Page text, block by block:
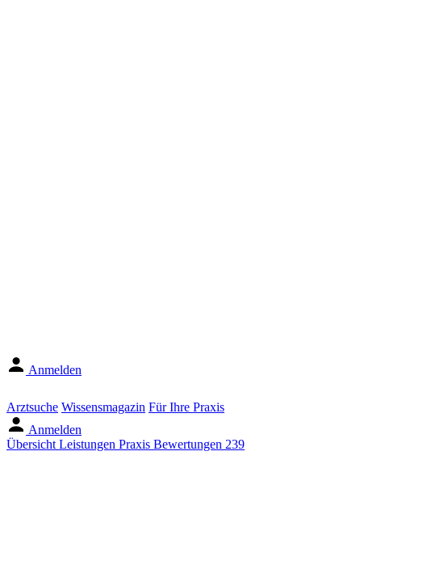
Anmelden
Arztsuche Wissensmagazin Für Ihre Praxis
Anmelden
Übersicht Leistungen Praxis Bewertungen 239